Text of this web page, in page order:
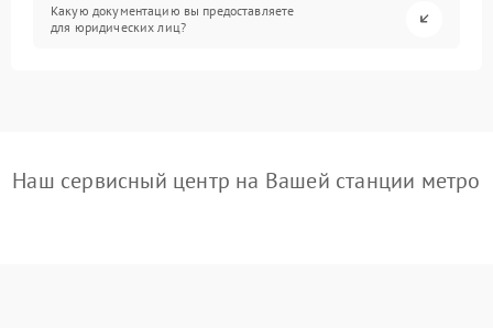
Какую документацию вы предоставляете
для юридических лиц?
Наш сервисный центр на Вашей станции метро